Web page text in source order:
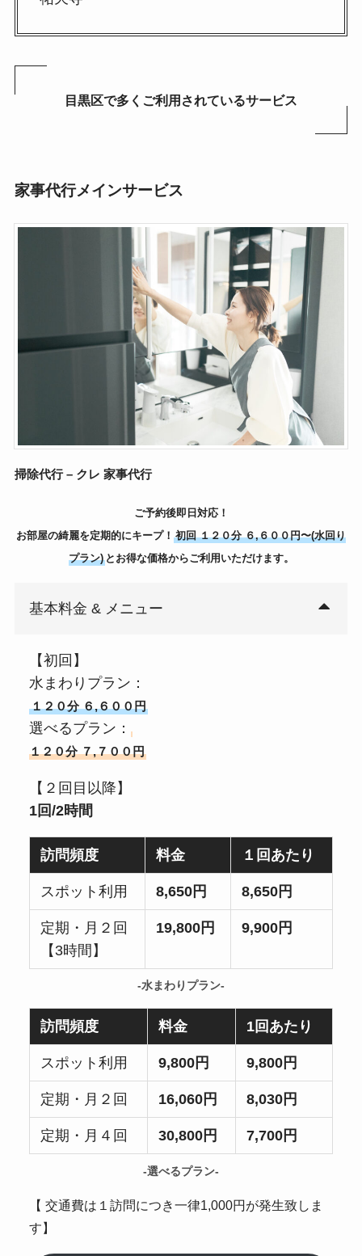
目黒区で多くご利用されているサービス
家事代行メインサービス
掃除代行 – クレ 家事代行
ご予約後即日対応！
お部屋の綺麗を定期的にキープ！ 初回 １２０分 ６,６００円〜(水回り
プラン)とお得な価格からご利用いただけます。
基本料金 & メニュー
【初回】
水まわりプラン：
１２０分 ６,６００円
選べるプラン：
１２０分 ７,７００円
【２回目以降】
1回/2時間
訪問頻度 料金 １回あたり
スポット利用 8,650円 8,650円
定期・月２回
【3時間】
19,800円 9,900円
-水まわりプラン-
訪問頻度 料金 1回あたり
スポット利用 9,800円 9,800円
定期・月２回 16,060円 8,030円
定期・月４回 30,800円 7,700円
-選べるプラン-
【 交通費は１訪問につき一律1,000円が発生致しま
す】